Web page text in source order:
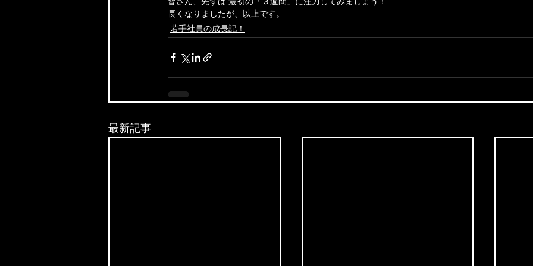
長くなりましたが、以上です。
若手社員の成長記！
最新記事